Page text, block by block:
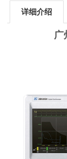
详细介绍
广